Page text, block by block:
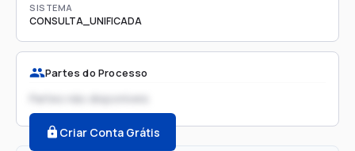
SISTEMA
CONSULTA_UNIFICADA
Partes do Processo
Partes não disponíveis
Criar Conta Grátis